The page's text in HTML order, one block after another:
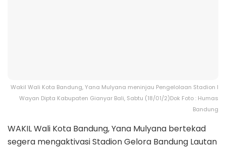
Wakil Wali Kota Bandung, Yana Mulyana meninjau Pengelolaan Stadion I
Wayan Dipta Kabupaten Gianyar Bali, Sabtu (18/01/2)Dok Foto : Humas
Bandung
WAKIL Wali Kota Bandung, Yana Mulyana bertekad
segera mengaktivasi Stadion Gelora Bandung Lautan